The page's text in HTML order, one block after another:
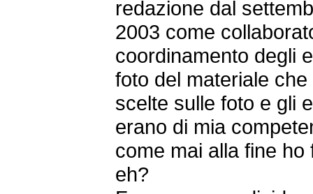
redazione dal
2003 come
coordinamento degli
foto del materiale
scelte sulle foto e gli
erano di mia
come mai alla fine
eh?